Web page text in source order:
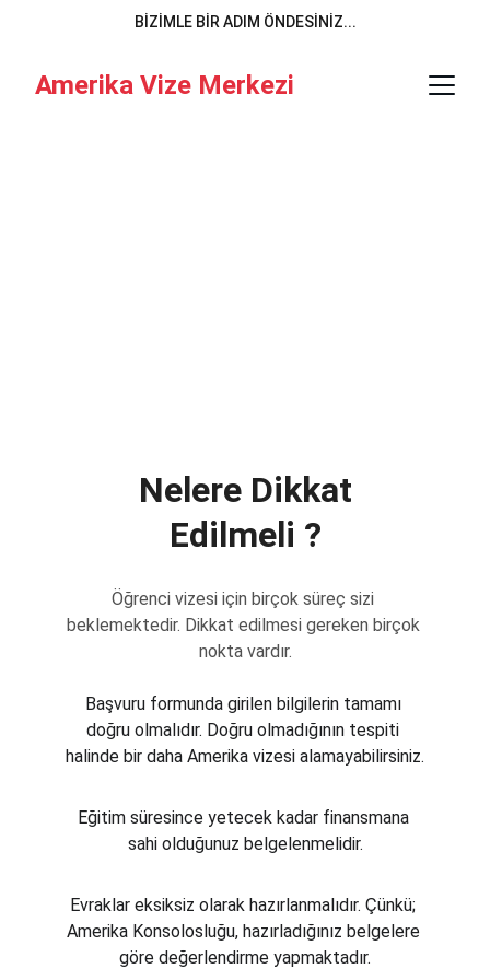
BIZIMLE BİR ADIM ÖNDESİNİZ...
Amerika Vize Merkezi
Edilmeli ?
Öğrenci vizesi için birçok süreç sizi
beklemektedir. Dikkat edilmesi gereken birçok
nokta vardır.
Başvuru formunda girilen bilgilerin tamamı
doğru olmalıdır. Doğru olmadığının tespiti
halinde bir daha Amerika vizesi alamayabilirsiniz.
Eğitim süresince yetecek kadar finansmana
sahi olduğunuz belgelenmelidir.
Evraklar eksiksiz olarak hazırlanmalıdır. Çünkü;
Amerika Konsolosluğu, hazırladığınız belgelere
göre değerlendirme yapmaktadır.